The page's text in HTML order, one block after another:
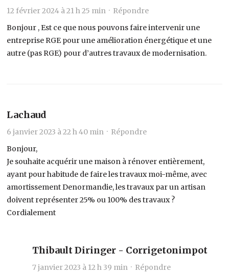
12 février 2024 à 21 h 25 min · Répondre
Bonjour , Est ce que nous pouvons faire intervenir une
entreprise RGE pour une amélioration énergétique et une
autre (pas RGE) pour d’autres travaux de modernisation.
Lachaud
6 janvier 2023 à 22 h 40 min · Répondre
Bonjour,
Je souhaite acquérir une maison à rénover entièrement,
ayant pour habitude de faire les travaux moi-même, avec
amortissement Denormandie, les travaux par un artisan
doivent représenter 25% ou 100% des travaux ?
Cordialement
Thibault Diringer - Corrigetonimpot
7 janvier 2023 à 12 h 39 min · Répondre